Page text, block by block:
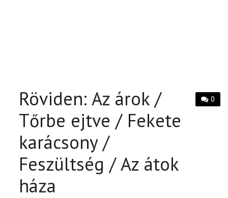
0
Röviden: Az árok /
Tőrbe ejtve / Fekete
karácsony /
Feszültség / Az átok
háza